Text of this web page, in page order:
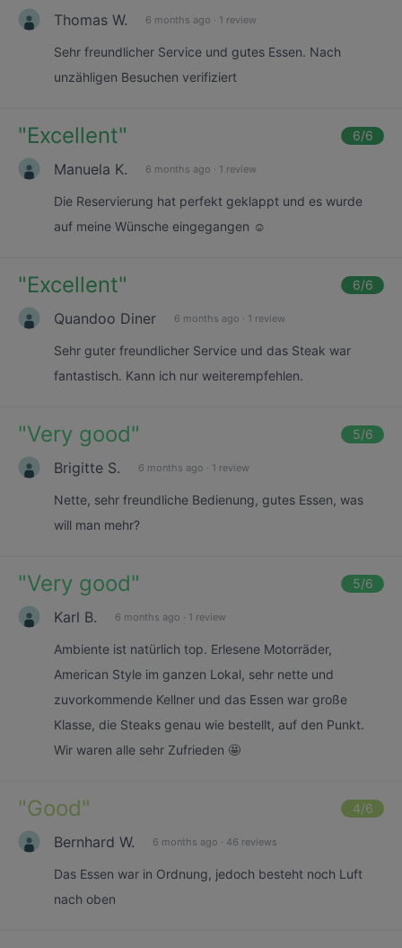
Thomas W. 6 months ago · 1 review
Sehr freundlicher Service und gutes Essen. Nach
unzähligen Besuchen verifiziert
"Excellent" 6/6
Manuela K. 6 months ago · 1 review
Die Reservierung hat perfekt geklappt und es wurde
auf meine Wünsche eingegangen ☺️
"Excellent" 6/6
Quandoo Diner 6 months ago · 1 review
Sehr guter freundlicher Service und das Steak war
fantastisch. Kann ich nur weiterempfehlen.
"Very good" 5/6
Brigitte S. 6 months ago · 1 review
Nette, sehr freundliche Bedienung, gutes Essen, was
will man mehr?
"Very good" 5/6
Karl B. 6 months ago · 1 review
Ambiente ist natürlich top. Erlesene Motorräder,
American Style im ganzen Lokal, sehr nette und
zuvorkommende Kellner und das Essen war große
Klasse, die Steaks genau wie bestellt, auf den Punkt.
Wir waren alle sehr Zufrieden 🤩
"Good" 4/6
Bernhard W. 6 months ago · 46 reviews
Das Essen war in Ordnung, jedoch besteht noch Luft
nach oben